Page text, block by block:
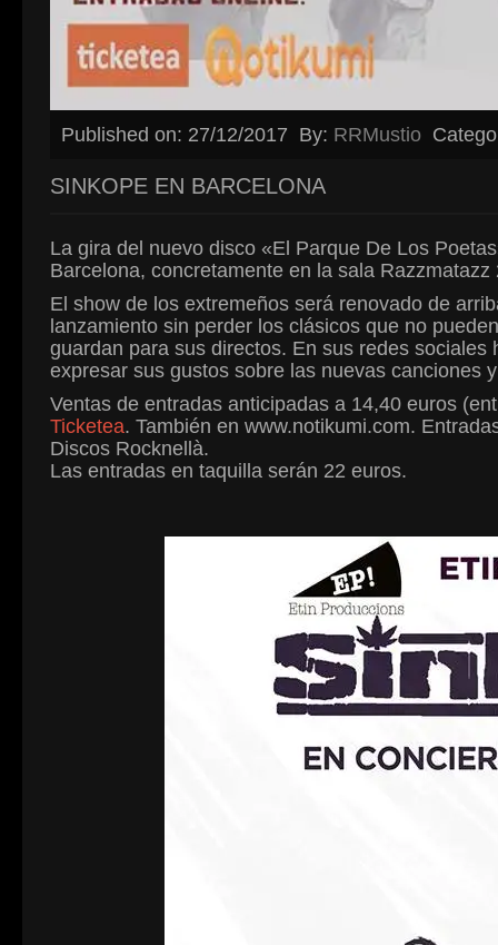
Published on: 27/12/2017 By: RRMustio
SINKOPE EN BARCELONA
La gira del nuevo disco «El Parque De Los
Barcelona, concretamente en la sala Razzmatazz
El show de los extremeños será renovado de
lanzamiento sin perder los clásicos que no
guardan para sus directos. En sus redes
expresar sus gustos sobre las nuevas canciones
Ventas de entradas anticipadas a 14,40 euros
Ticketea. También en www.notikumi.com.
Discos Rocknellà.
Las entradas en taquilla serán 22 euros.